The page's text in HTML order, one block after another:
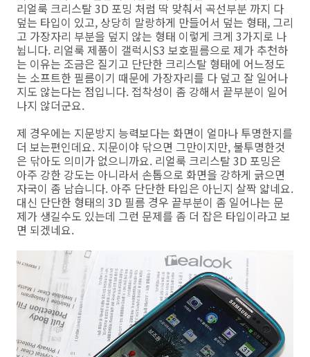
리얼룩 크리스탈 3D 포밍 처럼 딱 맞춰서 곡선부분 까지 다
덮는 타입이 있고, 상당히 말랑하게 만들어서 덮는 형태, 그리
고 가장자리 부분을 덮지 않는 형태 이렇게 크게 3가지로 나
뉩니다. 리얼룩 제품이 갤럭시S3 보호필름으로 제가 추천하
는 이유는 조금은 질기고 단단한 크리스탈 형태에 어느정도
는 소프트한 필름이기 때문에 가장자리를 다 덮고 잘 일어나
지도 않는다는 점입니다. 접착성이 좀 강해서 끝부분이 일어
나지 않더군요.
제 경우에는 지문방지 능력보다는 화면이 얼마나 투명한지를
더 보는편인데요. 지문이야 닦으면 그만이지만, 불투명한것
은 닦아도 의미가 없으니까요. 리얼룩 크리스탈 3D 포밍은
아주 강한 강도는 아니라서 손톱으로 화면을 강하게 긁으면
자국이 좀 남습니다. 아주 단단한 타입은 아닌지 살짝 얇네요.
대신 단단한 형태의 3D 필름 경우 끝부분이 좀 일어나는 문
제가 생길수도 있는데 그런 문제를 좀 더 잡은 타입이라고 보
면 되겠네요.